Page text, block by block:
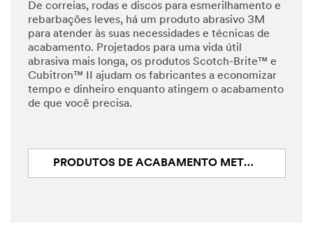
De correias, rodas e discos para esmerilhamento e
rebarbações leves, há um produto abrasivo 3M
para atender às suas necessidades e técnicas de
acabamento. Projetados para uma vida útil
abrasiva mais longa, os produtos Scotch-Brite™ e
Cubitron™ II ajudam os fabricantes a economizar
tempo e dinheiro enquanto atingem o acabamento
de que você precisa.
PRODUTOS DE ACABAMENTO METÁLICO